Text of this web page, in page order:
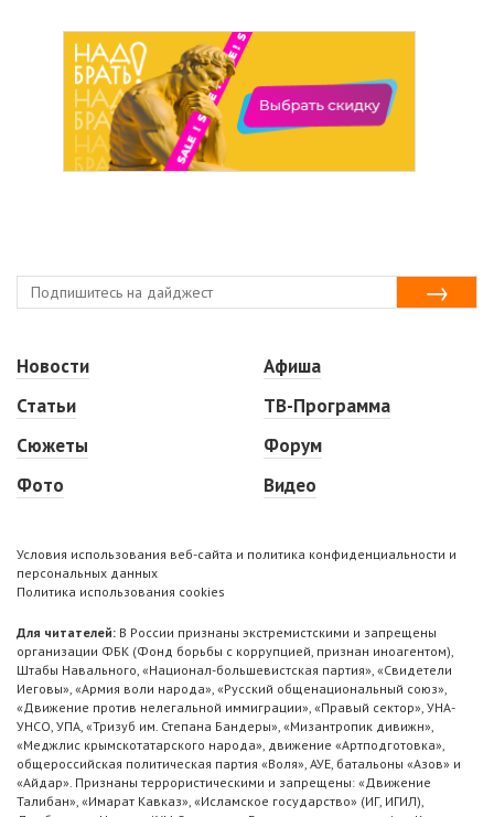
Новости
Статьи
Сюжеты
Фото
Афиша
ТВ-Программа
Форум
Видео
Условия использования веб-сайта и политика конфиденциальности и
персональных данных
Политика использования cookies
Для читателей: В России признаны экстремистскими и запрещены
организации ФБК (Фонд борьбы с коррупцией, признан иноагентом),
Штабы Навального, «Национал-большевистская партия», «Свидетели
Иеговы», «Армия воли народа», «Русский общенациональный союз»,
«Движение против нелегальной иммиграции», «Правый сектор», УНА-
УНСО, УПА, «Тризуб им. Степана Бандеры», «Мизантропик дивижн»,
«Меджлис крымскотатарского народа», движение «Артподготовка»,
общероссийская политическая партия «Воля», АУЕ, батальоны «Азов» и
«Айдар». Признаны террористическими и запрещены: «Движение
Талибан», «Имарат Кавказ», «Исламское государство» (ИГ, ИГИЛ),